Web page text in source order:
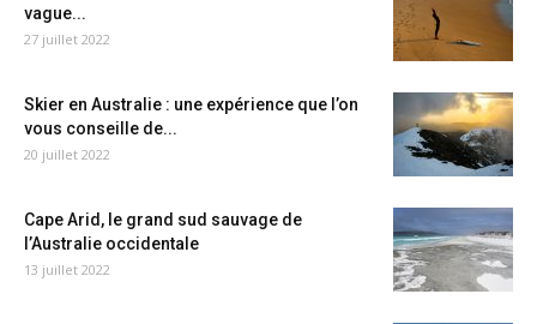
vague...
27 juillet 2022
Skier en Australie : une expérience que l’on
vous conseille de...
20 juillet 2022
Cape Arid, le grand sud sauvage de
l’Australie occidentale
13 juillet 2022